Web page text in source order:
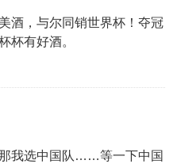
酒，与尔同销世界杯！夺冠
杯有好酒。
我选中国队……等一下中国